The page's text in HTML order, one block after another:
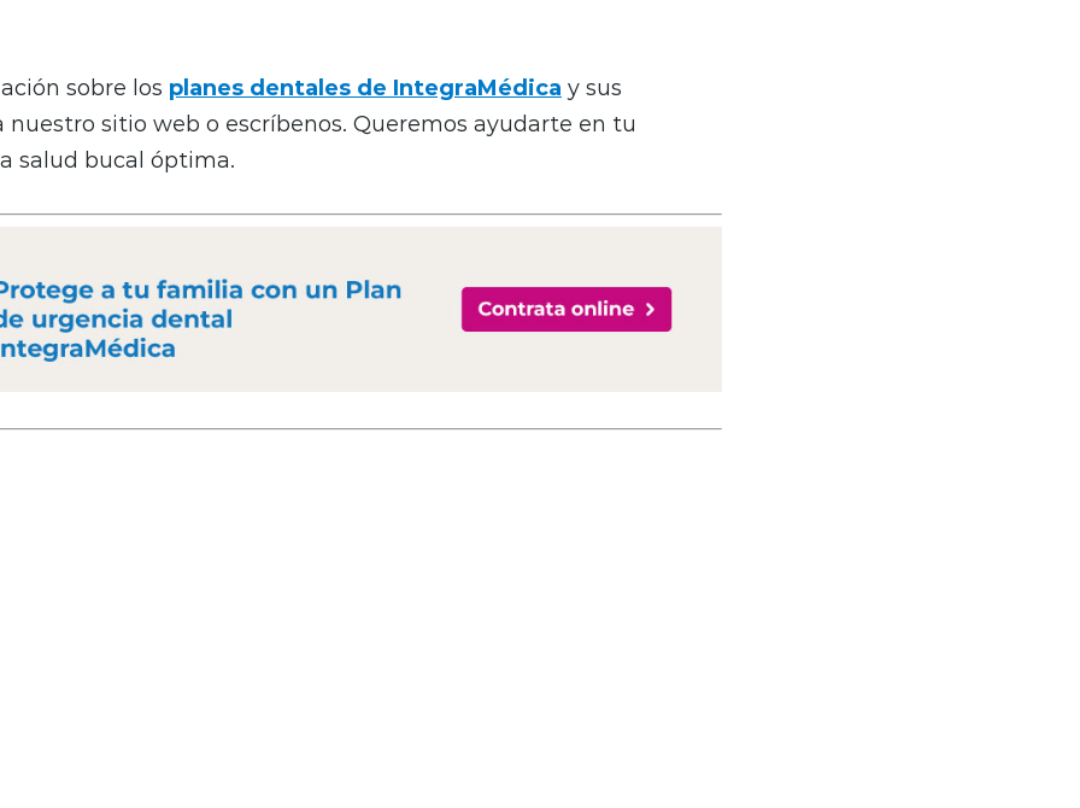
sobre los planes dentales de IntegraMédica y sus
nuestro sitio web o escríbenos. Queremos ayudarte en tu
salud bucal óptima.